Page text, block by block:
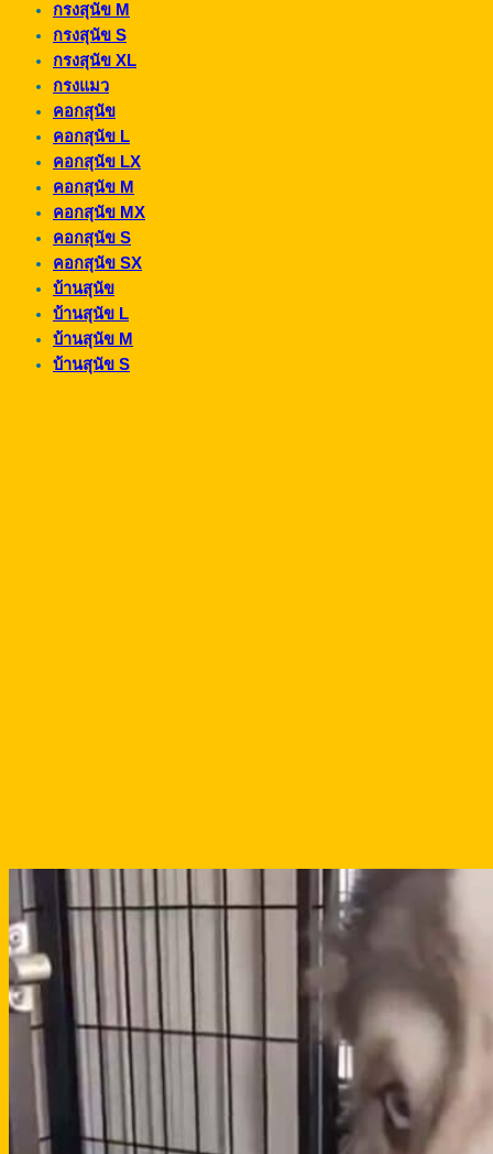
กรงสุนัข M
กรงสุนัข S
กรงสุนัข XL
กรงแมว
คอกสุนัข
คอกสุนัข L
คอกสุนัข LX
คอกสุนัข M
คอกสุนัข MX
คอกสุนัข S
คอกสุนัข SX
บ้านสุนัข
บ้านสุนัข L
บ้านสุนัข M
บ้านสุนัข S